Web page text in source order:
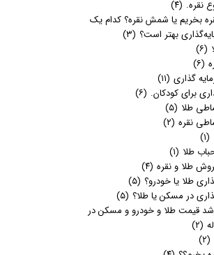
نقره. (۴)
بخریم یا شمش نقره؟ کدام یک
بهتر است؟ (۳)
(۶)
(۶)
گذاری (۱۱)
برای کودکان. (۶)
طلا (۵)
نقره (۲)
(۱)
طلا (۱)
طلا و نقره (۴)
طلا یا خودرو؟ (۵)
در مسکن یا طلا؟ (۵)
قیمت طلا و خودرو و مسکن در
(۲)
(۲)